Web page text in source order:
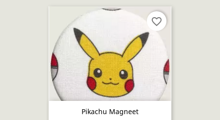
Pikachu Magneet
favorite_border